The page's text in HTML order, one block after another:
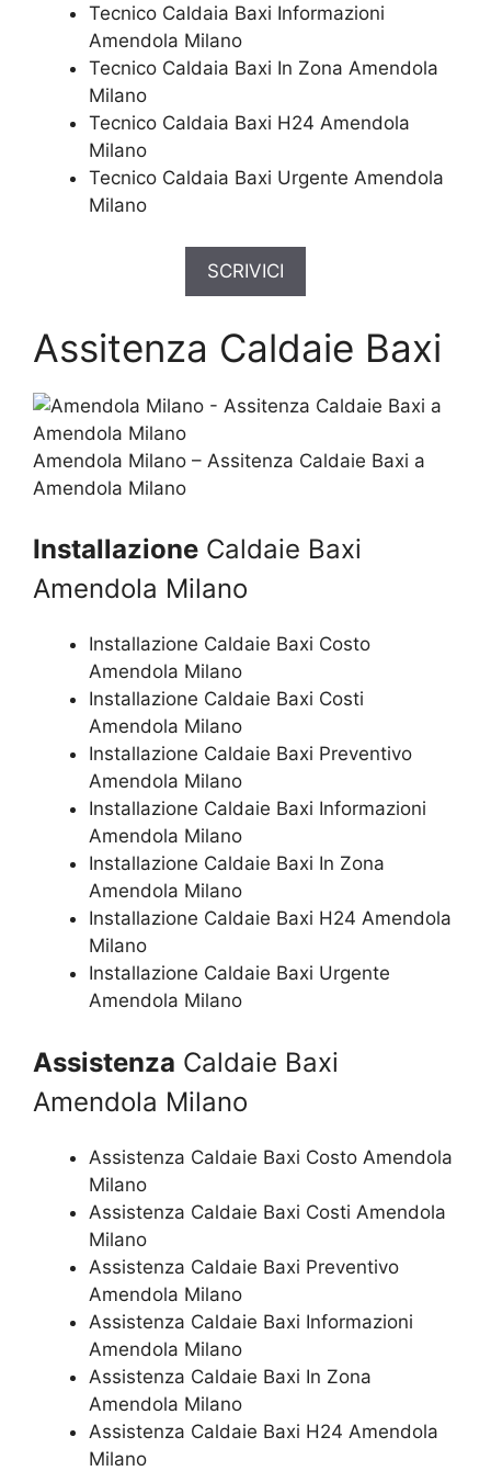
Tecnico Caldaia Baxi Informazioni
Amendola Milano
Tecnico Caldaia Baxi In Zona Amendola
Milano
Tecnico Caldaia Baxi H24 Amendola
Milano
Tecnico Caldaia Baxi Urgente Amendola
Milano
SCRIVICI
Assitenza Caldaie Baxi
Amendola Milano – Assitenza Caldaie Baxi a
Amendola Milano
Installazione Caldaie Baxi
Amendola Milano
Installazione Caldaie Baxi Costo
Amendola Milano
Installazione Caldaie Baxi Costi
Amendola Milano
Installazione Caldaie Baxi Preventivo
Amendola Milano
Installazione Caldaie Baxi Informazioni
Amendola Milano
Installazione Caldaie Baxi In Zona
Amendola Milano
Installazione Caldaie Baxi H24 Amendola
Milano
Installazione Caldaie Baxi Urgente
Amendola Milano
Assistenza Caldaie Baxi
Amendola Milano
Assistenza Caldaie Baxi Costo Amendola
Milano
Assistenza Caldaie Baxi Costi Amendola
Milano
Assistenza Caldaie Baxi Preventivo
Amendola Milano
Assistenza Caldaie Baxi Informazioni
Amendola Milano
Assistenza Caldaie Baxi In Zona
Amendola Milano
Assistenza Caldaie Baxi H24 Amendola
Milano